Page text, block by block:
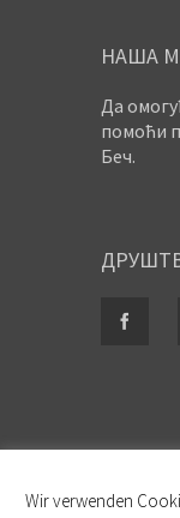
НАША
Да
помоћи
Беч.
Ауторска
Wir verwenden